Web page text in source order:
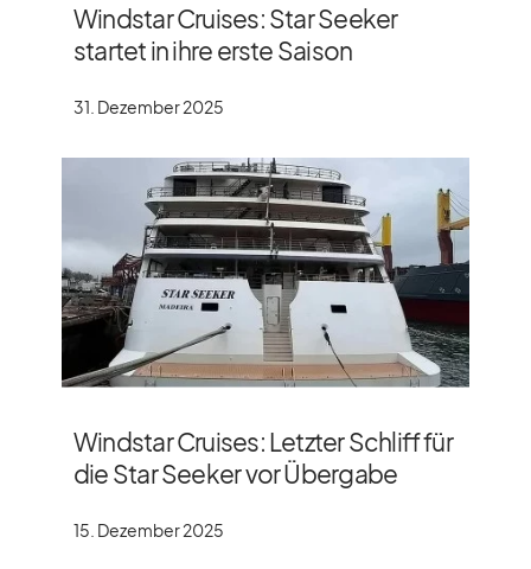
Windstar Cruises: Star Seeker
startet in ihre erste Saison
31. Dezember 2025
Windstar Cruises: Letzter Schliff für
die Star Seeker vor Übergabe
15. Dezember 2025